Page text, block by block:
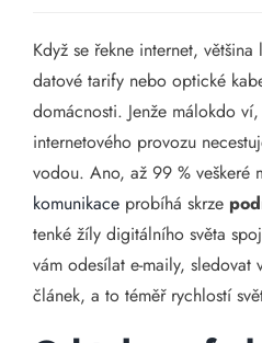
Když se řekne internet,
datové tarify nebo optické
domácnosti. Jenže málokdo
internetového provozu
vodou. Ano, až 99 % veškeré
komunikace probíhá skrze
tenké žíly digitálního světa
vám odesílat e-maily, sledovat
článek, a to téměř rychlostí